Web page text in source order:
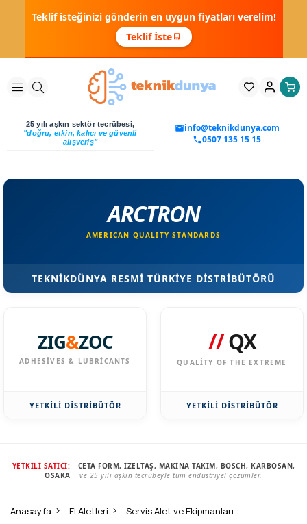
Teklif isteğinizi gönderin en uygun fiyatları verelim!
Teklif İste
25 yılı aşkın sektör tecrübesi,
"doğru, etkin, kalıcı ve güvenli
alışveriş"
info@teknikdunya.com
0507 135 15 15
ZIG&ZOC
ADHESIVES & LUBRICANTS
YETKİLİ DİSTRİBÜTÖR
ARCTRON
AMERICAN QUALITY STANDARDS
TEKNİKDÜNYA RESMİ TÜRKİYE DİSTRİBÜTÖRÜ
//QX
QUALITY OF THE EXTREME
YETKİLİ DİSTRİBÜTÖR
YETKİLİ SATICI:
CETA FORM, İZELTAŞ, MAKİNA TAKIM, BOSCH, KARBOSAN,
OSAKA
ve 25 yılı aşkın tecrübeyle tüm endüstriyel çözümler.
Anasayfa El Aletleri Servis Alet ve Ekipmanları